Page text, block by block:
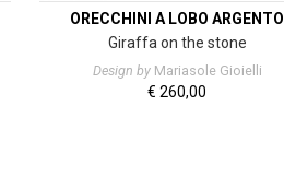
ORECCHINI A LOBO ARGENTO
Giraffa on the stone
Design byMariasole Gioielli
€ 260,00